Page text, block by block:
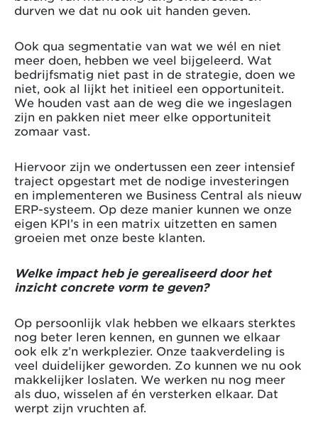
durven we dat nu ook uit handen geven.
Ook qua segmentatie van wat we wél en niet
meer doen, hebben we veel bijgeleerd. Wat
bedrijfsmatig niet past in de strategie, doen we
niet, ook al lijkt het initieel een opportuniteit.
We houden vast aan de weg die we ingeslagen
zijn en pakken niet meer elke opportuniteit
zomaar vast.
Hiervoor zijn we ondertussen een zeer intensief
traject opgestart met de nodige investeringen
en implementeren we Business Central als nieuw
ERP-systeem. Op deze manier kunnen we onze
eigen KPI’s in een matrix uitzetten en samen
groeien met onze beste klanten.
Welke impact heb je gerealiseerd door het
inzicht concrete vorm te geven?
Op persoonlijk vlak hebben we elkaars sterktes
nog beter leren kennen, en gunnen we elkaar
ook elk z’n werkplezier. Onze taakverdeling is
veel duidelijker geworden. Zo kunnen we nu ook
makkelijker loslaten. We werken nu nog meer
als duo, wisselen af én versterken elkaar. Dat
werpt zijn vruchten af.